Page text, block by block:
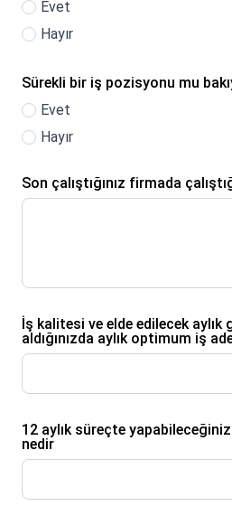
Evet
Hayır
Sürekli bir iş pozisyonu mu
Evet
Hayır
Son çalıştığınız firmada
İş kalitesi ve elde edilecek
aldığınızda aylık optimum iş
12 aylık süreçte
nedir